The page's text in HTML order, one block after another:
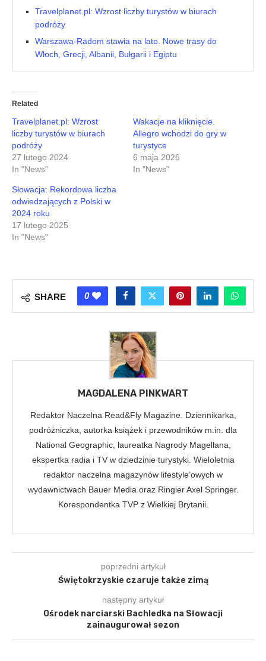
Travelplanet.pl: Wzrost liczby turystów w biurach
podróży
Warszawa-Radom stawia na lato. Nowe trasy do
Włoch, Grecji, Albanii, Bułgarii i Egiptu
Related
Travelplanet.pl: Wzrost
liczby turystów w biurach
podróży
27 lutego 2024
In "News"
Wakacje na kliknięcie.
Allegro wchodzi do gry w
turystyce
6 maja 2026
In "News"
Słowacja: Rekordowa liczba
odwiedzających z Polski w
2024 roku
17 lutego 2025
In "News"
SHARE 0
MAGDALENA PINKWART
Redaktor Naczelna Read&Fly Magazine. Dziennikarka,
podróżniczka, autorka książek i przewodników m.in. dla
National Geographic, laureatka Nagrody Magellana,
ekspertka radia i TV w dziedzinie turystyki. Wieloletnia
redaktor naczelna magazynów lifestyle’owych w
wydawnictwach Bauer Media oraz Ringier Axel Springer.
Korespondentka TVP z Wielkiej Brytanii.
poprzedni artykuł
Świętokrzyskie czaruje także zimą
następny artykuł
Ośrodek narciarski Bachledka na Słowacji
zainaugurował sezon